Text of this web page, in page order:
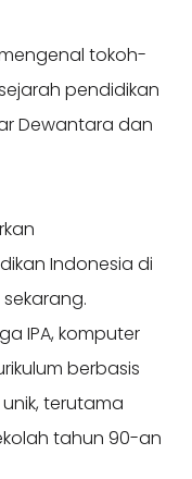
tokoh-
pendidikan
Dewantara dan
Indonesia di
IPA, komputer
berbasis
terutama
tahun 90-an